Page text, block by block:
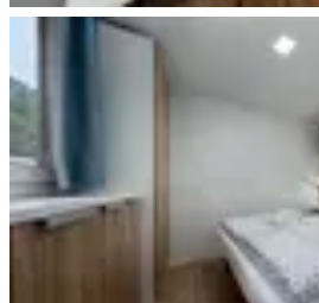
Beispiel Wohnen & Küche